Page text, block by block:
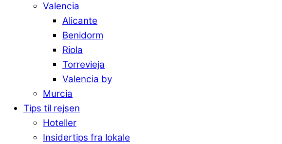
Valencia
Alicante
Benidorm
Riola
Torrevieja
Valencia by
Murcia
Tips til rejsen
Hoteller
Insidertips fra lokale